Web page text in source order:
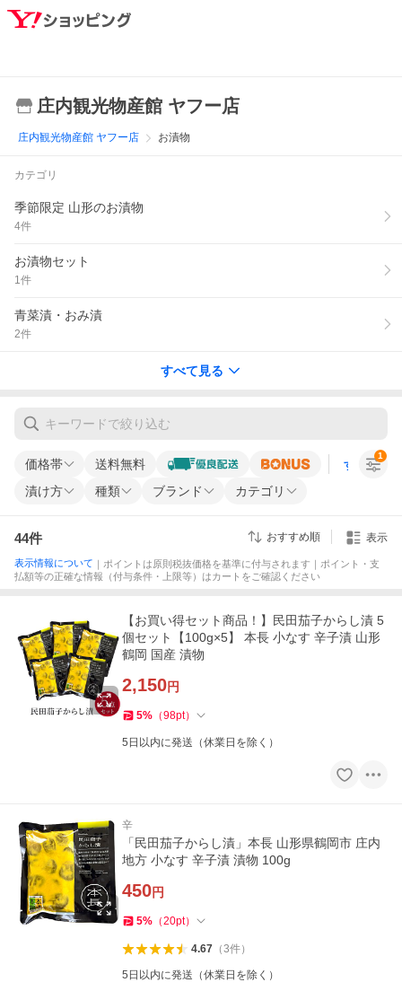
庄内観光物産館 ヤフー店
庄内観光物産館 ヤフー店 お漬物
カテゴリ
季節限定 山形のお漬物
4件
お漬物セット
1件
青菜漬・おみ漬
2件
すべて見る
価格帯 送料無料 すべての条
漬け方 種類 ブランド カテゴリ
1
44件 おすすめ順 表示
表示情報について ｜ポイントは原則税抜価格を基準に付与されます｜ポイント・支
払額等の正確な情報（付与条件・上限等）はカートをご確認ください
【お買い得セット商品！】民田茄子からし漬 5
個セット【100g×5】 本長 小なす 辛子漬 山形
鶴岡 国産 漬物
2,150円
5% （98pt）
5日以内に発送（休業日を除く）
辛
「民田茄子からし漬」本長 山形県鶴岡市 庄内
地方 小なす 辛子漬 漬物 100g
450円
5% （20pt）
4.67（3件）
5日以内に発送（休業日を除く）